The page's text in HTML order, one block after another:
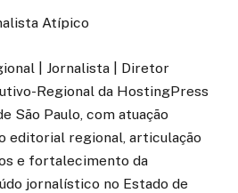
Atípico
| Jornalista | Diretor
Regional da HostingPress
São Paulo, com atuação
editorial regional, articulação
e fortalecimento da
jornalístico no Estado de